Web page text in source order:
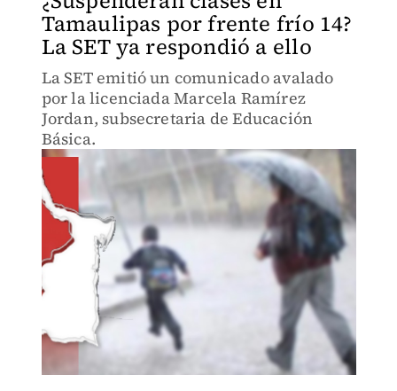
Tamaulipas por frente frío 14?
La SET ya respondió a ello
La SET emitió un comunicado avalado
por la licenciada Marcela Ramírez
Jordan, subsecretaria de Educación
Básica.